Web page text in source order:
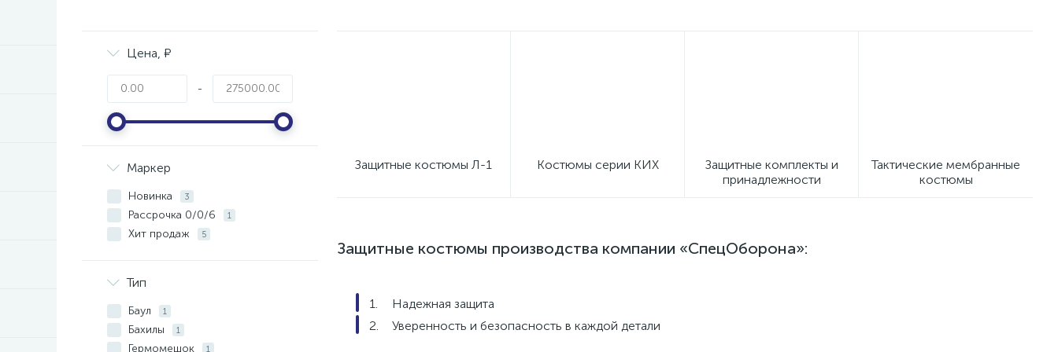
Цена, ₽
-
Маркер
Новинка 3
Рассрочка 0/0/6 1
Хит продаж 5
Тип
Баул 1
Бахилы 1
Гермомешок 1
Защитные костюмы Л-1 Костюмы серии КИХ
Защитные комплекты и
принадлежности
Тактические мембранные
костюмы
Защитные костюмы производства компании «СпецОборона»:
Надежная защита
Уверенность и безопасность в каждой детали